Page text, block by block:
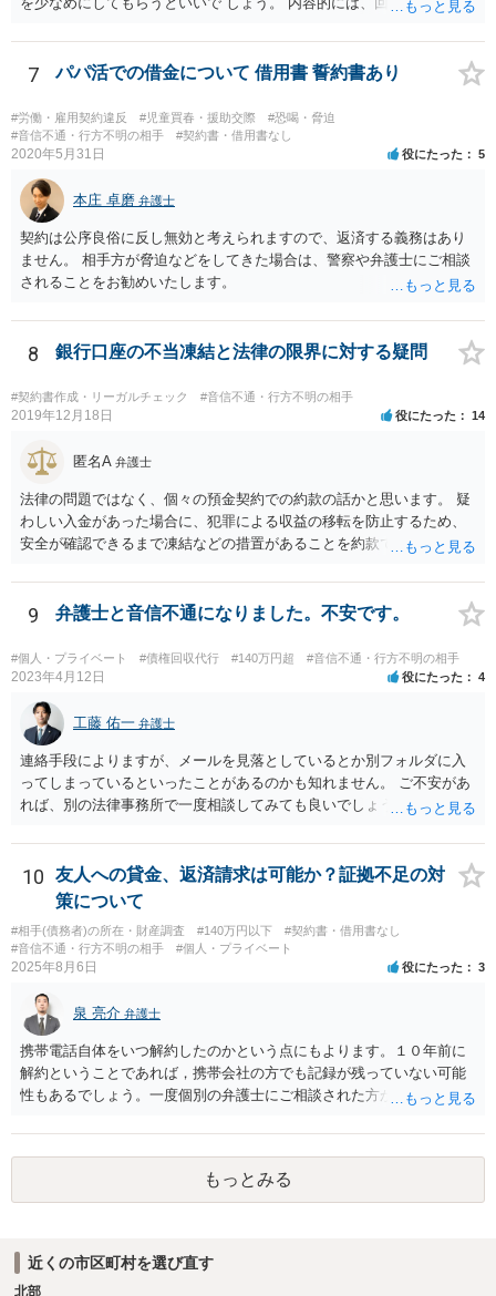
7 パパ活での借金について 借用書 誓約書あり
#労働・雇用契約違反 #児童買春・援助交際
#恐喝・脅迫
#音信不通・行方不明の相手
#契約書・借用書なし
2020年5月31日 役にたった 5
本庄 卓磨 弁護士
契約は公序良俗に反し無効と考えられますので、返済する義務はあり
ません。 相手方が脅迫などをしてきた場合は、警察や弁護士にご相談
されることをお勧めいたします。
8 銀行口座の不当凍結と法律の限界に対する疑問
#契約書作成・リーガルチェック #音信不通・行方不明の相手
2019年12月18日 役にたった 14
匿名A 弁護士
法律の問題ではなく、個々の預金契約での約款の話かと思います。 疑
わしい入金があった場合に、犯罪による収益の移転を防止するため、
安全が確認できるまで凍結などの措置があることを約款で定めている
口座を開設している以上、応じざるを得ません。 銀行に根拠を確認し
てみるとよいでしょう。
9 弁護士と音信不通になりました。不安です。
#個人・プライベート #債権回収代行 #140万円超 #音信不通・行方不明の相手
2023年4月12日 役にたった 4
工藤 佑一 弁護士
連絡手段によりますが、メールを見落としているとか別フォルダに入
ってしまっているといったことがあるのかも知れません。 ご不安があ
れば、別の法律事務所で一度相談してみても良いでしょう。
10
友人への貸金、返済請求は可能か？証拠不足の対
策について
#相手(債務者)の所在・財産調査 #140万円以下
#契約書・借用書なし
#音信不通・行方不明の相手
#個人・プライベート
2025年8月6日 役にたった 3
泉 亮介 弁護士
携帯電話自体をいつ解約したのかという点にもよります。１０年前に
解約ということであれば，携帯会社の方でも記録が残っていない可能
性もあるでしょう。一度個別の弁護士にご相談された方が良いかと思
もっとみる
近くの市区町村を選び直す
北部